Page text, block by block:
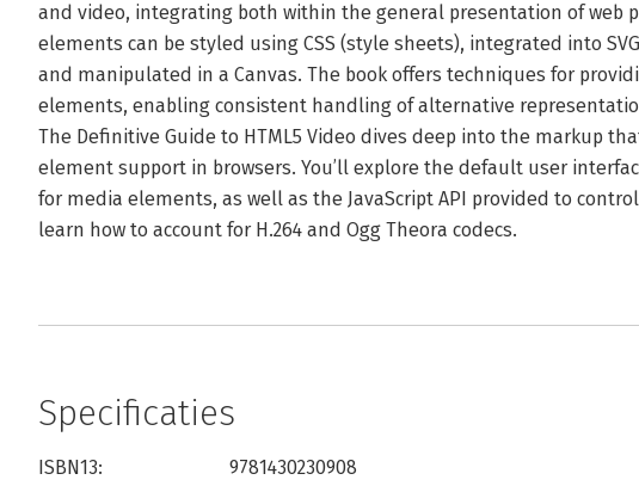
and video, integrating both within the general presentation of web
elements can be styled using CSS (style sheets), integrated into
and manipulated in a Canvas. The book offers techniques for
elements, enabling consistent handling of alternative
The Definitive Guide to HTML5 Video dives deep into the markup
element support in browsers. You’ll explore the default user
for media elements, as well as the JavaScript API provided to
learn how to account for H.264 and Ogg Theora codecs.
Specificaties
ISBN13:
9781430230908